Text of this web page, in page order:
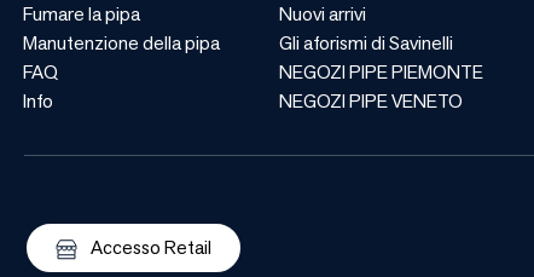
Fumare la pipa
Manutenzione della pipa
FAQ
Info
Nuovi arrivi
Gli aforismi di Savinelli
NEGOZI PIPE PIEMONTE
NEGOZI PIPE VENETO
Accesso Retail